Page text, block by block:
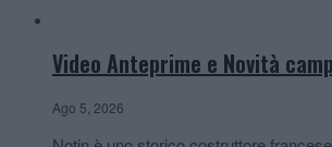
Video Anteprime e Novità
Ago 5, 2026